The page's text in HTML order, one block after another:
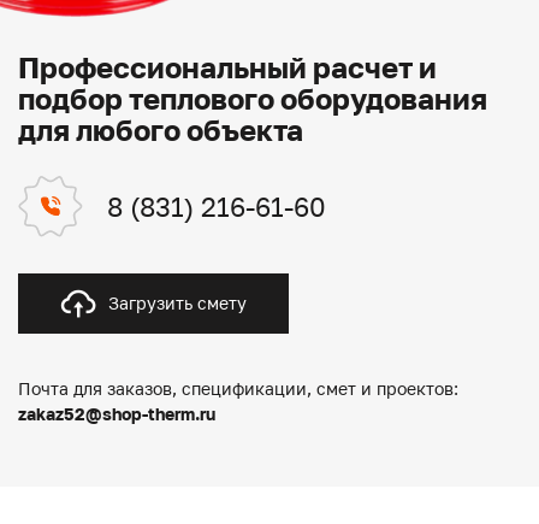
Профессиональный расчет и
подбор теплового оборудования
для любого объекта
8 (831) 216-61-60
Загрузить смету
Почта для заказов, спецификации, смет и проектов:
zakaz52@shop-therm.ru